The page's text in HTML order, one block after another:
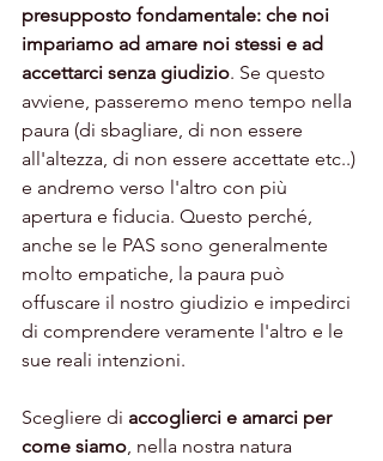
presupposto fondamentale: che noi
impariamo ad amare noi stessi e ad
accettarci senza giudizio. Se questo
avviene, passeremo meno tempo nella
paura (di sbagliare, di non essere
all'altezza, di non essere accettate etc..)
e andremo verso l'altro con più
apertura e fiducia. Questo perché,
anche se le PAS sono generalmente
molto empatiche, la paura può
offuscare il nostro giudizio e impedirci
di comprendere veramente l'altro e le
sue reali intenzioni.
Scegliere di accoglierci e amarci per
come siamo, nella nostra natura